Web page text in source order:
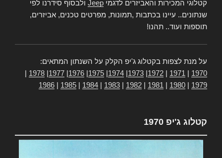
קטלוגי המכירות והאביזרים לדגמי Jeep ולבסוף סידרנו לפי
שנתונים.. עיינו בכתבות ,תמונות, מפרטים טכנים, אביזרים,
תוספות ועוד.. תהנו!
על מנת לצפות בקטלוג ג'יפ הקלק על השנתון המתאים:
1970
1971
1972
1973
1974
1975
1976
1977
1978
1979
1980
1981
1982
1983
1984
1985
1986
קטלוג ג'יפ 1970